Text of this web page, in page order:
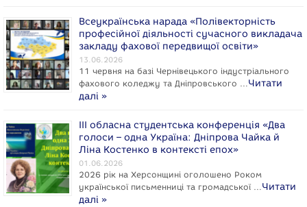
Всеукраїнська нарада «Полівекторність
професійної діяльності сучасного викладача
закладу фахової передвищої освіти»
13.06.2026
11 червня на базі Чернівецького індустріального
фахового коледжу та Дніпровського …Читати
далі »
ІІІ обласна студентська конференція «Два
голоси – одна Україна: Дніпрова Чайка й
Ліна Костенко в контексті епох»
01.06.2026
2026 рік на Херсонщині оголошено Роком
укpaїнcької письменниці та громадської …Читати
далі »